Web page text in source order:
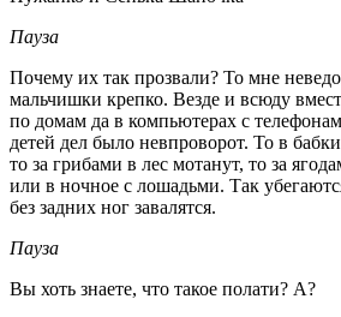
Пауза
Почему их так прозвали? То мне
мальчишки крепко. Везде и всюду
по домам да в компьютерах с
детей дел было невпроворот. То в
то за грибами в лес мотанут, то за
или в ночное с лошадьми. Так
без задних ног завалятся.
Пауза
Вы хоть знаете, что такое полати? А?